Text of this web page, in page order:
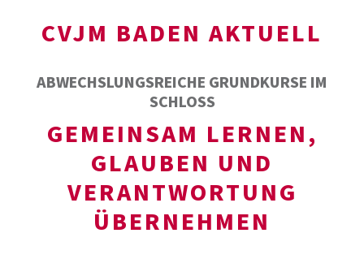
CVJM BADEN AKTUELL
ABWECHSLUNGSREICHE GRUNDKURSE IM
SCHLOSS
GEMEINSAM LERNEN,
GLAUBEN UND
VERANTWORTUNG
ÜBERNEHMEN